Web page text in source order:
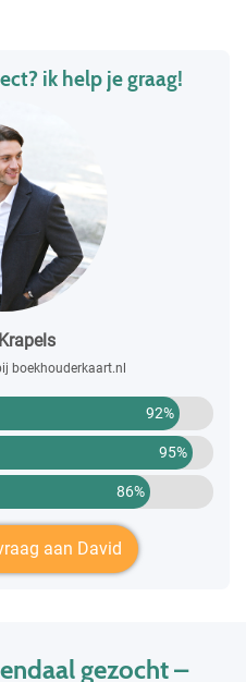
ik help je graag!
boekhouderkaart.nl
92%
95%
86%
aan David
gezocht –